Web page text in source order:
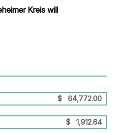
Kreis will
$ 64,772.00
$ 1,912.64